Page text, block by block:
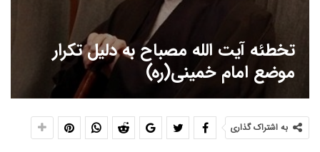
تخطئه آیت الله مصباح به دلیل تکرار
موضع امام خمینی(ره)
به اشتراک گذاری